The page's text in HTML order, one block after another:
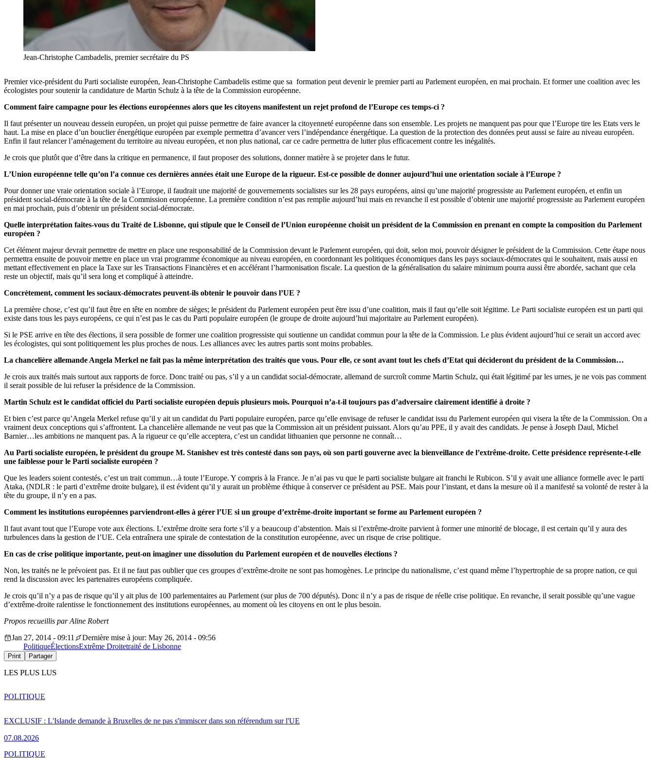
Jean-Christophe Cambadelis, premier secrétaire du PS
Premier vice-président du Parti socialiste européen, Jean-Christophe Cambadelis estime que sa formation peut devenir le premier parti au Parlement européen, en mai prochain. Et former une coalition avec les
écologistes pour soutenir la candidature de Martin Schulz à la tête de la Commission européenne.
Comment faire campagne pour les élections européennes alors que les citoyens manifestent un rejet profond de l’Europe ces temps-ci ?
Il faut présenter un nouveau dessein européen, un projet qui puisse permettre de faire avancer la citoyenneté européenne dans son ensemble. Les projets ne manquent pas pour que l’Europe tire les Etats vers le
haut. La mise en place d’un bouclier énergétique européen par exemple permettra d’avancer vers l’indépendance énergétique. La question de la protection des données peut aussi se faire au niveau européen.
Enfin il faut relancer l’aménagement du territoire au niveau européen, et non plus national, car ce cadre permettra de lutter plus efficacement contre les inégalités.
Je crois que plutôt que d’être dans la critique en permanence, il faut proposer des solutions, donner matière à se projeter dans le futur.
L’Union européenne telle qu’on l’a connue ces dernières années était une Europe de la rigueur. Est-ce possible de donner aujourd’hui une orientation sociale à l’Europe ?
Pour donner une vraie orientation sociale à l’Europe, il faudrait une majorité de gouvernements socialistes sur les 28 pays européens, ainsi qu’une majorité progressiste au Parlement européen, et enfin un
président social-démocrate à la tête de la Commission européenne. La première condition n’est pas remplie aujourd’hui mais en revanche il est possible d’obtenir une majorité progressiste au Parlement européen
en mai prochain, puis d’obtenir un président social-démocrate.
Quelle interprétation faites-vous du Traité de Lisbonne, qui stipule que le Conseil de l’Union européenne choisit un président de la Commission en prenant en compte la composition du Parlement
européen ?
Cet élément majeur devrait permettre de mettre en place une responsabilité de la Commission devant le Parlement européen, qui doit, selon moi, pouvoir désigner le président de la Commission. Cette étape nous
permettra ensuite de pouvoir mettre en place un vrai programme économique au niveau européen, en coordonnant les politiques économiques dans les pays sociaux-démocrates qui le souhaitent, mais aussi en
mettant effectivement en place la Taxe sur les Transactions Financières et en accélérant l’harmonisation fiscale. La question de la généralisation du salaire minimum pourra aussi être abordée, sachant que cela
reste un objectif, mais qu’il sera long et compliqué à atteindre.
Concrètement, comment les sociaux-démocrates peuvent-ils obtenir le pouvoir dans l’UE ?
La première chose, c’est qu’il faut être en tête en nombre de sièges; le président du Parlement européen peut être issu d’une coalition, mais il faut qu’elle soit légitime. Le Parti socialiste européen est un parti qui
existe dans tous les pays européens, ce qui n’est pas le cas du Parti populaire européen (le groupe de droite aujourd’hui majoritaire au Parlement européen).
Si le PSE arrive en tête des élections, il sera possible de former une coalition progressiste qui soutienne un candidat commun pour la tête de la Commission. Le plus évident aujourd’hui ce serait un accord avec
les écologistes, qui sont politiquement les plus proches de nous. Les alliances avec les autres partis sont moins probables.
La chancelière allemande Angela Merkel ne fait pas la même interprétation des traités que vous. Pour elle, ce sont avant tout les chefs d’Etat qui décideront du président de la Commission…
Je crois aux traités mais surtout aux rapports de force. Donc traité ou pas, s’il y a un candidat social-démocrate, allemand de surcroît comme Martin Schulz, qui était légitimé par les urnes, je ne vois pas comment
il serait possible de lui refuser la présidence de la Commission.
Martin Schulz est le candidat officiel du Parti socialiste européen depuis plusieurs mois. Pourquoi n’a-t-il toujours pas d’adversaire clairement identifié à droite ?
Et bien c’est parce qu’Angela Merkel refuse qu’il y ait un candidat du Parti populaire européen, parce qu’elle envisage de refuser le candidat issu du Parlement européen qui visera la tête de la Commission. On a
vraiment deux conceptions qui s’affrontent. La chancelière allemande ne veut pas que la Commission ait un président puissant. Alors qu’au PPE, il y avait des candidats. Je pense à Joseph Daul, Michel
Barnier…les ambitions ne manquent pas. A la rigueur ce qu’elle acceptera, c’est un candidat lithuanien que personne ne connaît…
Au Parti socialiste européen, le président du groupe M. Stanishev est très contesté dans son pays, où son parti gouverne avec la bienveillance de l’extrême-droite. Cette présidence représente-t-elle
une faiblesse pour le Parti socialiste européen ?
Que les leaders soient contestés, c’est un trait commun…à toute l’Europe. Y compris à la France. Je n’ai pas vu que le parti socialiste bulgare ait franchi le Rubicon. S’il y avait une alliance formelle avec le parti
Ataka, (NDLR : le parti d’extrême droite bulgare), il est évident qu’il y aurait un problème éthique à conserver ce président au PSE. Mais pour l’instant, et dans la mesure où il a manifesté sa volonté de rester à la
tête du groupe, il n’y en a pas.
Comment les institutions européennes parviendront-elles à gérer l’UE si un groupe d’extrême-droite important se forme au Parlement européen ?
Il faut avant tout que l’Europe vote aux élections. L’extrême droite sera forte s’il y a beaucoup d’abstention. Mais si l’extrême-droite parvient à former une minorité de blocage, il est certain qu’il y aura des
turbulences dans la gestion de l’UE. Cela entraînera une spirale de contestation de la constitution européenne, avec un risque de crise politique.
En cas de crise politique importante, peut-on imaginer une dissolution du Parlement européen et de nouvelles élections ?
Non, les traités ne le prévoient pas. Et il ne faut pas oublier que ces groupes d’extrême-droite ne sont pas homogènes. Le principe du nationalisme, c’est quand même l’hypertrophie de sa propre nation, ce qui
rend la discussion avec les partenaires européens compliquée.
Je crois qu’il n’y a pas de risque qu’il y ait plus de 100 parlementaires au Parlement (sur plus de 700 députés). Donc il n’y a pas de risque de réelle crise politique. En revanche, il serait possible qu’une vague
d’extrême-droite ralentisse le fonctionnement des institutions européennes, au moment où les citoyens en ont le plus besoin.
Propos recueillis par Aline Robert
Jan 27, 2014 - 09:11
Dernière mise à jour: May 26, 2014 - 09:56
PolitiqueÉlectionsExtrême Droitetraité de Lisbonne
Print Partager
LES PLUS LUS
EXCLUSIF : L'Islande demande à Bruxelles de ne pas s'immiscer dans son référendum sur l'UE
07.08.2026
POLITIQUE
POLITIQUE